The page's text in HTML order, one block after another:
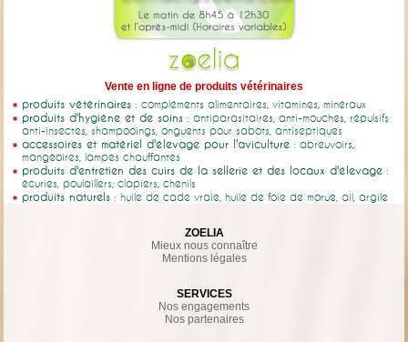
Vente en ligne de produits vétérinaires
produits vétérinaires : compléments alimentaires, vitamines, minéraux
produits d'hygiène et de soins : antiparasitaires, anti-mouches, répulsifs
anti-insectes, shampooings, onguents pour sabots, antiseptiques
accessoires et matériel d'élevage pour l'aviculture : abreuvoirs,
mangeoires, lampes chauffantes
produits d'entretien des cuirs de la sellerie et des locaux d'élevage :
écuries, poulaillers, clapiers, chenils
produits naturels : huile de cade vraie, huile de foie de morue, ail, argile
ZOELIA
Mieux nous connaître
Mentions légales
SERVICES
Nos engagements
Nos partenaires